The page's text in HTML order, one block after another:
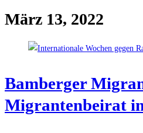
März 13, 2022
Bam­ber­ger
Migran­ten­bei­rat